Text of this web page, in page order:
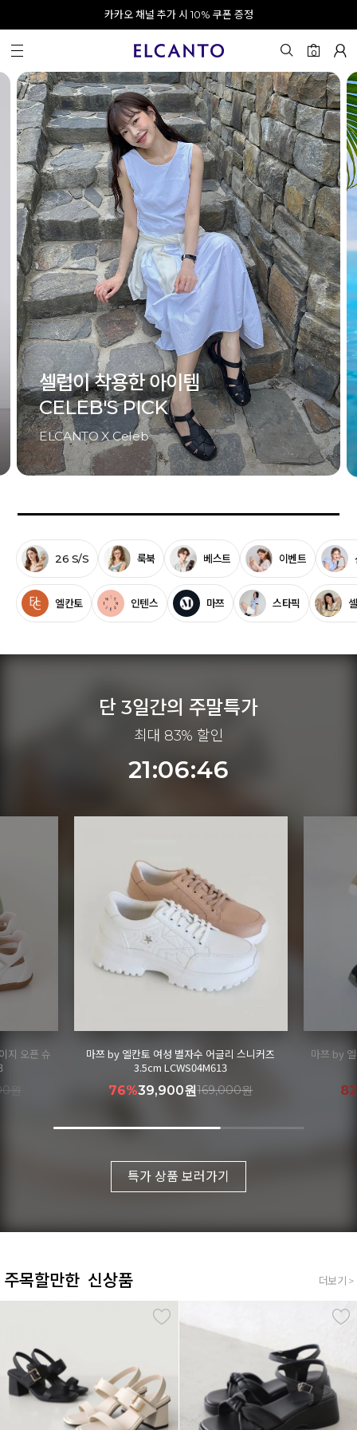
오전 10시 이전 결제 완료 시 오늘 출발!
회원가입 시 최대 20% 쿠폰 지급
카카오 채널 추가 시 10% 쿠폰 증정
0
셀럽이 착용한 아이템
CELEB'S PICK
ELCANTO X Celeb
26 S/S 룩북 베스트 이벤트
엘칸토 인텐스 마쯔 스타픽
단 3일간의 주말특가
최대 83% 할인
21:06:45
지 오픈 슈
원
마쯔 by 엘칸토 여성 별자수 어글리 스니커즈
3.5cm LCWS04M613
76%39,900원169,000원
마쯔 by
특가 상품 보러가기
주목할만한 신상품 더보기 >